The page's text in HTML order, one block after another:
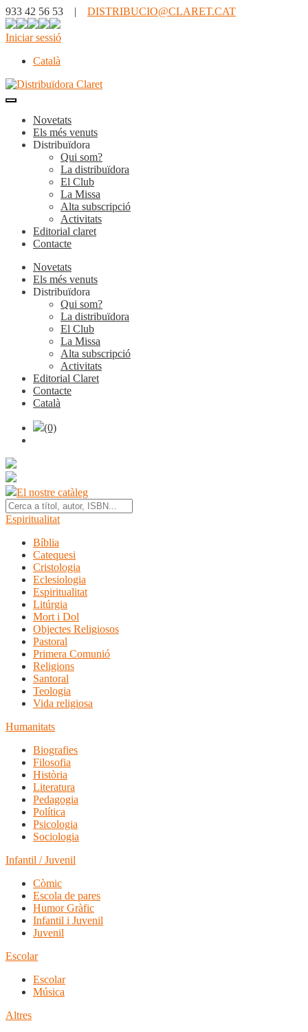
933 42 56 53 | DISTRIBUCIO@CLARET.CAT
Iniciar sessió
Català
Novetats
Els més venuts
Distribuïdora
Qui som?
La distribuïdora
El Club
La Missa
Alta subscripció
Activitats
Editorial claret
Contacte
Novetats
Els més venuts
Distribuïdora
Qui som?
La distribuïdora
El Club
La Missa
Alta subscripció
Activitats
Editorial Claret
Contacte
Català
(0)
El nostre catàleg
Espiritualitat
Bíblia
Catequesi
Cristologia
Eclesiologia
Espiritualitat
Litúrgia
Mort i Dol
Objectes Religiosos
Pastoral
Primera Comunió
Religions
Santoral
Teologia
Vida religiosa
Humanitats
Biografies
Filosofia
Història
Literatura
Pedagogia
Política
Psicologia
Sociologia
Infantil / Juvenil
Còmic
Escola de pares
Humor Gràfic
Infantil i Juvenil
Juvenil
Escolar
Escolar
Música
Altres